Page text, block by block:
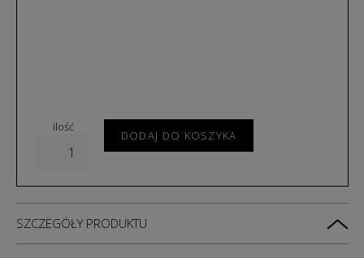
ilość
DODAJ DO KOSZYKA
SZCZEGÓŁY PRODUKTU